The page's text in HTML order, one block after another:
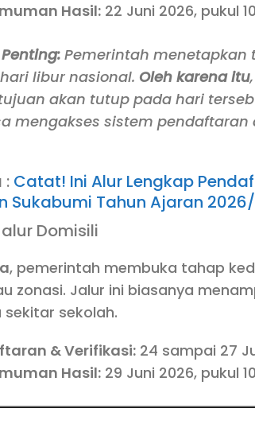
Hasil: 22 Juni 2026, pukul
Pemerintah menetapkan
libur nasional. Oleh karena itu
akan tutup pada hari
mengakses sistem pendaftaran
: Catat! Ini Alur Lengkap
Sukabumi Tahun Ajaran
Domisili
, pemerintah membuka tahap
zonasi. Jalur ini biasanya
sekolah.
& Verifikasi: 24 sampai 27
Hasil: 29 Juni 2026, pukul